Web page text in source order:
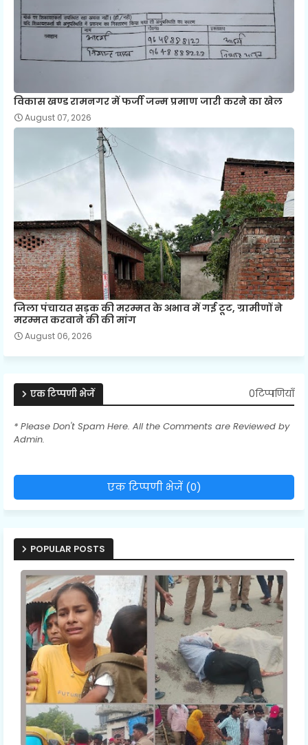
विकास खण्ड रामनगर में फर्जी जन्म प्रमाण जारी करने का खेल
August 07, 2026
जिला पंचायत सड़क की मरम्मत के अभाव में गई टूट, ग्रामीणों ने
मरम्मत करवाने की की मांग
August 06, 2026
एक टिप्पणी भेजें 0टिप्पणियाँ
* Please Don't Spam Here. All the Comments are Reviewed by
Admin.
एक टिप्पणी भेजें (0)
POPULAR POSTS